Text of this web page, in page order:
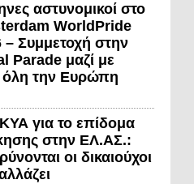
αστυνομικοί στο
WorldPride
– Συμμετοχή στην
Parade μαζί με
όλη την Ευρώπη
για το επίδομα
στην ΕΛ.ΑΣ.:
οι δικαιούχοι